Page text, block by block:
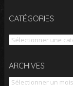
CATÉGORIES
Catégories
ARCHIVES
Archives